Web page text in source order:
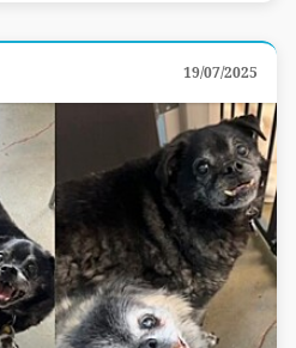
19/07/2025